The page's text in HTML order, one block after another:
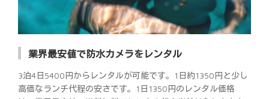
業界最安値で防水カメラをレンタル
3泊4日5400円からレンタルが可能です。1日約1350円と少し
高価なランチ代程の安さです。1日1350円のレンタル価格